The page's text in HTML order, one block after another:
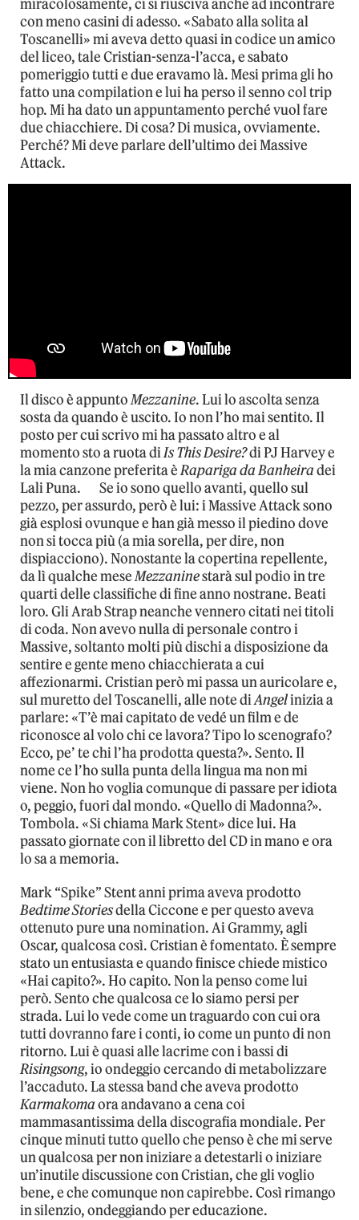
miracolosamente, ci si riusciva anche ad incontrare
con meno casini di adesso. «Sabato alla solita al
Toscanelli» mi aveva detto quasi in codice un amico
del liceo, tale Cristian-senza-l’acca, e sabato
pomeriggio tutti e due eravamo là. Mesi prima gli ho
fatto una compilation e lui ha perso il senno col trip
hop. Mi ha dato un appuntamento perché vuol fare
due chiacchiere. Di cosa? Di musica, ovviamente.
Perché? Mi deve parlare dell’ultimo dei Massive
Attack.
Il disco è appuntoMezzanine. Lui lo ascolta senza
sosta da quando è uscito. Io non l’ho mai sentito. Il
posto per cui scrivo mi ha passato altro e al
momento sto a ruota diIs This Desire?di PJ Harvey e
la mia canzone preferita èRapariga da Banheiradei
Lali Puna. Se io sono quello avanti, quello sul
pezzo, per assurdo, però è lui: i Massive Attack sono
già esplosi ovunque e han già messo il piedino dove
non si tocca più (a mia sorella, per dire, non
dispiacciono). Nonostante la copertina repellente,
da lì qualche meseMezzaninestarà sul podio in tre
quarti delle classifiche di fine anno nostrane. Beati
loro. Gli Arab Strap neanche vennero citati nei titoli
di coda. Non avevo nulla di personale contro i
Massive, soltanto molti più dischi a disposizione da
sentire e gente meno chiacchierata a cui
affezionarmi. Cristian però mi passa un auricolare e,
sul muretto del Toscanelli, alle note diAngelinizia a
parlare: «T’è mai capitato de vedé un film e de
riconosce al volo chi ce lavora? Tipo lo scenografo?
Ecco, pe’ te chi l’ha prodotta questa?». Sento. Il
nome ce l’ho sulla punta della lingua ma non mi
viene. Non ho voglia comunque di passare per idiota
o, peggio, fuori dal mondo. «Quello di Madonna?».
Tombola. «Si chiama Mark Stent» dice lui. Ha
passato giornate con il libretto del CD in mano e ora
lo sa a memoria.
Mark “Spike” Stent anni prima aveva prodotto
Bedtime Storiesdella Ciccone e per questo aveva
ottenuto pure una nomination. Ai Grammy, agli
Oscar, qualcosa così. Cristian è fomentato. È sempre
stato un entusiasta e quando finisce chiede mistico
«Hai capito?». Ho capito. Non la penso come lui
però. Sento che qualcosa ce lo siamo persi per
strada. Lui lo vede come un traguardo con cui ora
tutti dovranno fare i conti, io come un punto di non
ritorno. Lui è quasi alle lacrime con i bassi di
Risingsong, io ondeggio cercando di metabolizzare
l’accaduto. La stessa band che aveva prodotto
Karmakomaora andavano a cena coi
mammasantissima della discografia mondiale. Per
cinque minuti tutto quello che penso è che mi serve
un qualcosa per non iniziare a detestarli o iniziare
un’inutile discussione con Cristian, che gli voglio
bene, e che comunque non capirebbe. Così rimango
in silenzio, ondeggiando per educazione.